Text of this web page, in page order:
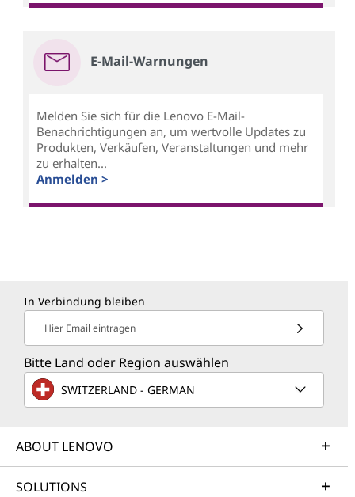
E-Mail-Warnungen
Melden Sie sich für die Lenovo E-Mail-
Benachrichtigungen an, um wertvolle Updates zu
Produkten, Verkäufen, Veranstaltungen und mehr
zu erhalten...
Anmelden >
In Verbindung bleiben
Hier Email eintragen
Bitte Land oder Region auswählen
SWITZERLAND - GERMAN
ABOUT LENOVO
SOLUTIONS